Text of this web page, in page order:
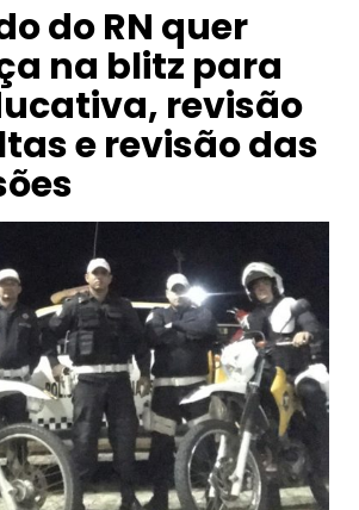
do RN quer
na blitz para
revisão
e revisão das